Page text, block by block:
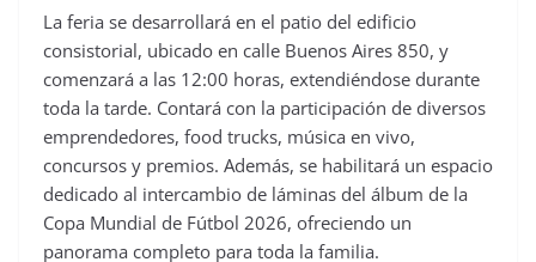
La feria se desarrollará en el patio del edificio
consistorial, ubicado en calle Buenos Aires 850, y
comenzará a las 12:00 horas, extendiéndose durante
toda la tarde. Contará con la participación de diversos
emprendedores, food trucks, música en vivo,
concursos y premios. Además, se habilitará un espacio
dedicado al intercambio de láminas del álbum de la
Copa Mundial de Fútbol 2026, ofreciendo un
panorama completo para toda la familia.